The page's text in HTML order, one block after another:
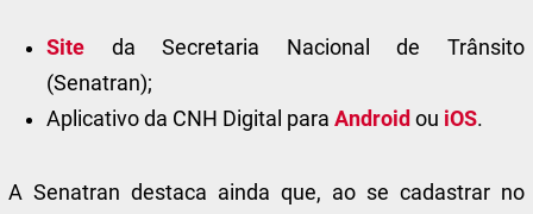
Site da Secretaria Nacional de Trânsito
(Senatran);
Aplicativo da CNH Digital paraAndroid ou iOS.
A Senatran destaca ainda que, ao se cadastrar no